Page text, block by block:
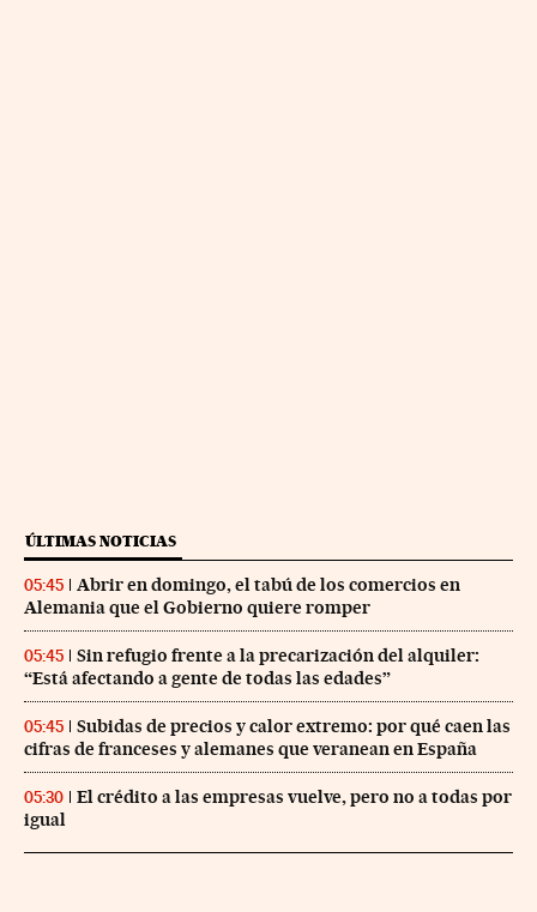
ÚLTIMAS NOTICIAS
05:45
Abrir en domingo, el tabú de los comercios en
Alemania que el Gobierno quiere romper
05:45
Sin refugio frente a la precarización del alquiler:
“Está afectando a gente de todas las edades”
05:45
Subidas de precios y calor extremo: por qué caen las
cifras de franceses y alemanes que veranean en España
05:30
El crédito a las empresas vuelve, pero no a todas por
igual